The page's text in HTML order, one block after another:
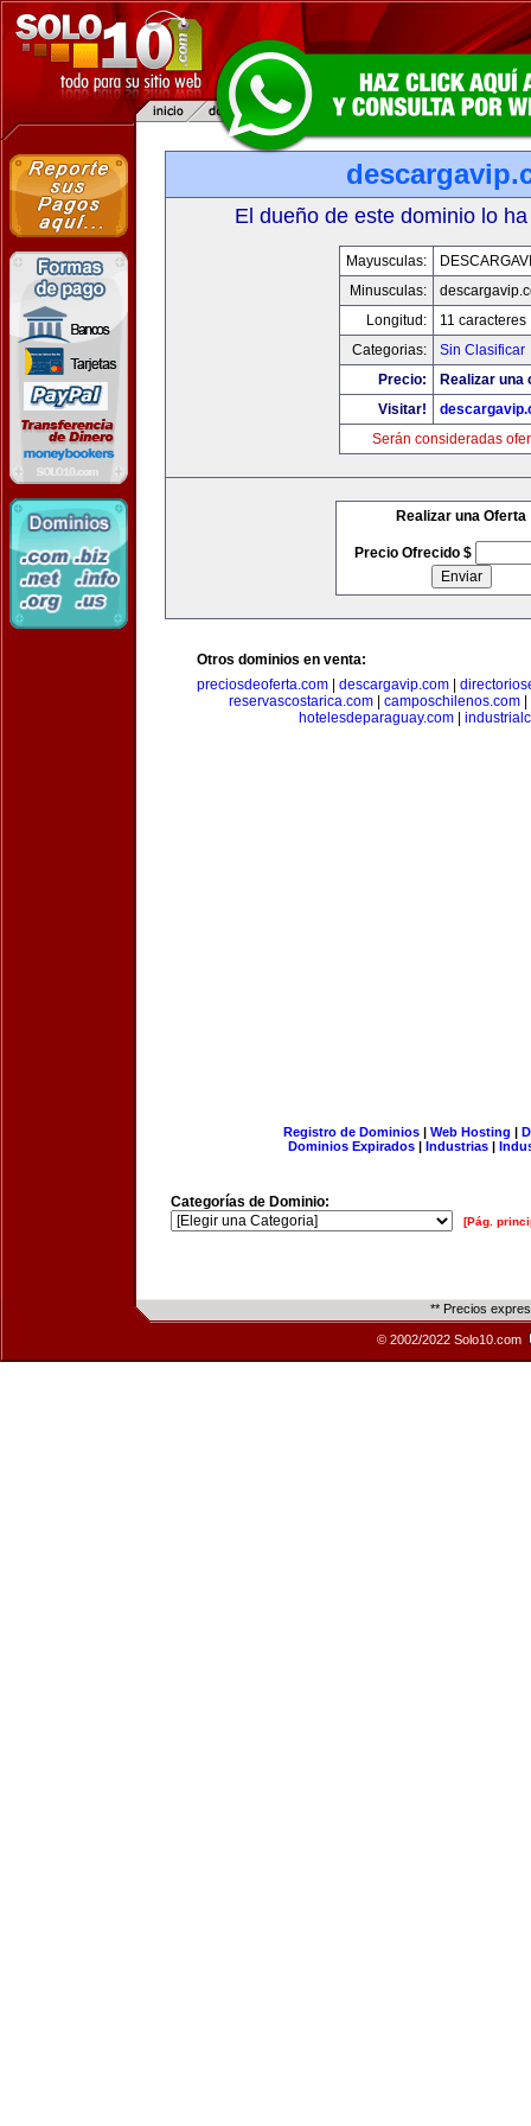
El dueño de este dominio lo
Mayusculas:
Minusculas:
Longitud:
11 caracteres
Categorias:
Sin Clasificar
Precio:
Realizar una
Visitar!
Serán consideradas
Realizar una Oferta
Precio Ofrecido $
Otros dominios en venta:
preciosdeoferta.com
descargavip.com
reservascostarica.com
camposchilenos.com
hotelesdeparaguay.com|
Registro de Dominios| Web Hosting |
Dominios Expirados | Industrias |
Categorías de Dominio:
[Pág.
** Precios
© 2002/2022 Solo10.com